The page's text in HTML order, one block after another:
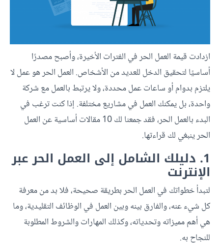
ازدادت قيمة العمل الحر في الفترات الأخيرة، وأصبح مصدرًا
أساسيًا لتحقيق الدخل للعديد من الأشخاص. العمل الحر هو عمل لا
يلتزم بدوام أو ساعات عمل محددة، ولا يرتبط بالعمل مع شركة
واحدة، بل يمكنك العمل في مشاريع مختلفة. إذا كنت ترغب في
البدء بالعمل الحر، فقد جمعنا لك 10 مقالات أساسية عن العمل
الحر ينبغي لك قراءتها.
1. دليلك الشامل إلى العمل الحر عبر
الإنترنت
لتبدأ خطواتك في العمل الحر بطريقة صحيحة، فلا بد من معرفة
كل شيء عنه، والفارق بينه وبين العمل في الوظائف التقليدية، وما
هي أهم مميزاته وتحدياته، وكذلك المهارات والشروط المطلوبة
للنجاح به.